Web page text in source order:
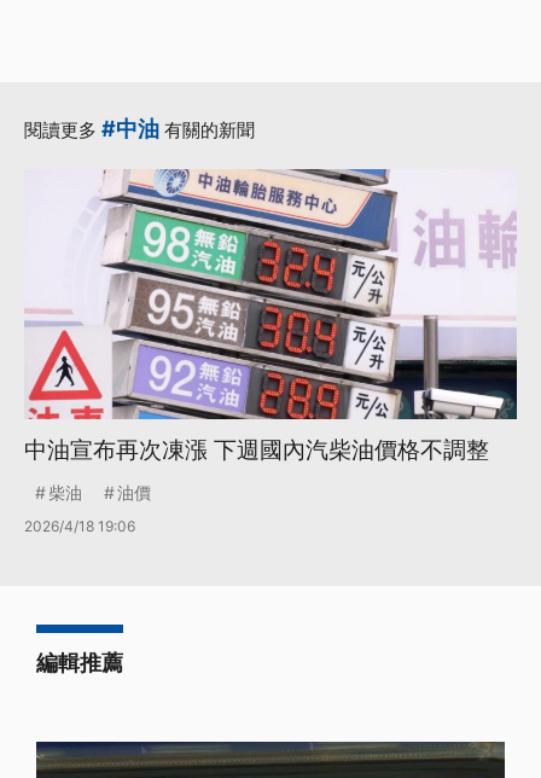
閱讀更多 #中油 有關的新聞
中油宣布再次凍漲 下週國內汽柴油價格不調整
柴油 油價
2026/4/18 19:06
編輯推薦